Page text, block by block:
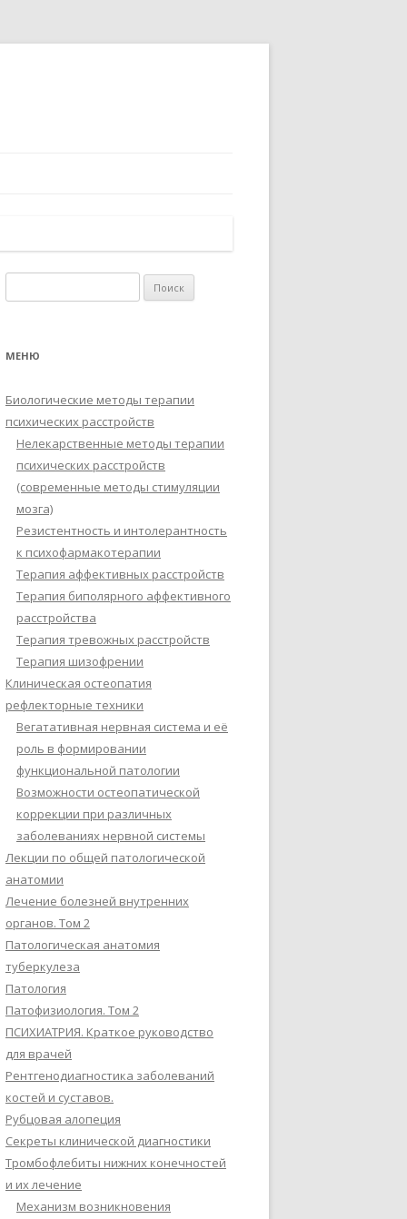
МЕНЮ
Биологические методы терапии
психических расстройств
Нелекарственные методы терапии
психических расстройств
(современные методы стимуляции
мозга)
Резистентность и интолерантность
к психофармакотерапии
Терапия аффективных расстройств
Терапия биполярного аффективного
расстройства
Терапия тревожных расстройств
Терапия шизофрении
Клиническая остеопатия
рефлекторные техники
Вегатативная нервная система и её
роль в формировании
функциональной патологии
Возможности остеопатической
коррекции при различных
заболеваниях нервной системы
Лекции по общей патологической
анатомии
Лечение болезней внутренних
органов. Том 2
Патологическая анатомия
туберкулеза
Патология
Патофизиология. Том 2
ПСИХИАТРИЯ. Краткое руководство
для врачей
Рентгенодиагностика заболеваний
костей и суставов.
Рубцовая алопеция
Секреты клинической диагностики
Тромбофлебиты нижних конечностей
и их лечение
Механизм возникновения